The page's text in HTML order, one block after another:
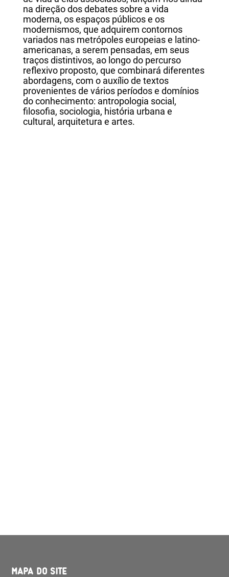
na direção dos debates sobre a vida
moderna, os espaços públicos e os
modernismos, que adquirem contornos
variados nas metrópoles europeias e latino-
americanas, a serem pensadas, em seus
traços distintivos, ao longo do percurso
reflexivo proposto, que combinará diferentes
abordagens, com o auxílio de textos
provenientes de vários períodos e domínios
do conhecimento: antropologia social,
filosofia, sociologia, história urbana e
cultural, arquitetura e artes.
MAPA DO SITE